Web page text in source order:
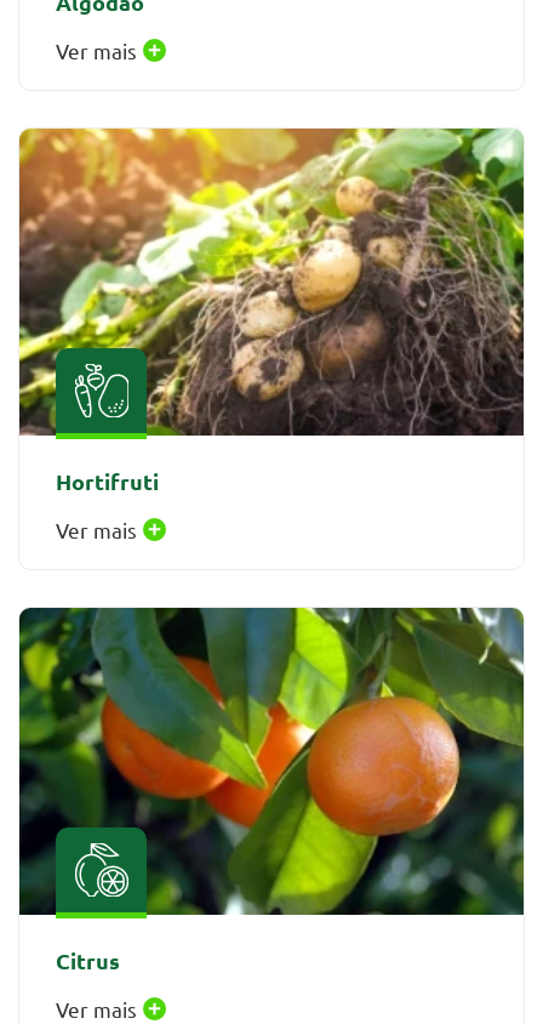
Ver mais
Hortifruti
Ver mais
Citrus
Ver mais